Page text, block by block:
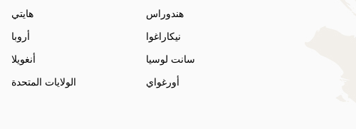
هايتي
هندوراس
أروبا
نيكاراغوا
أنغويلا
سانت لوسيا
الولايات المتحدة
أورغواي